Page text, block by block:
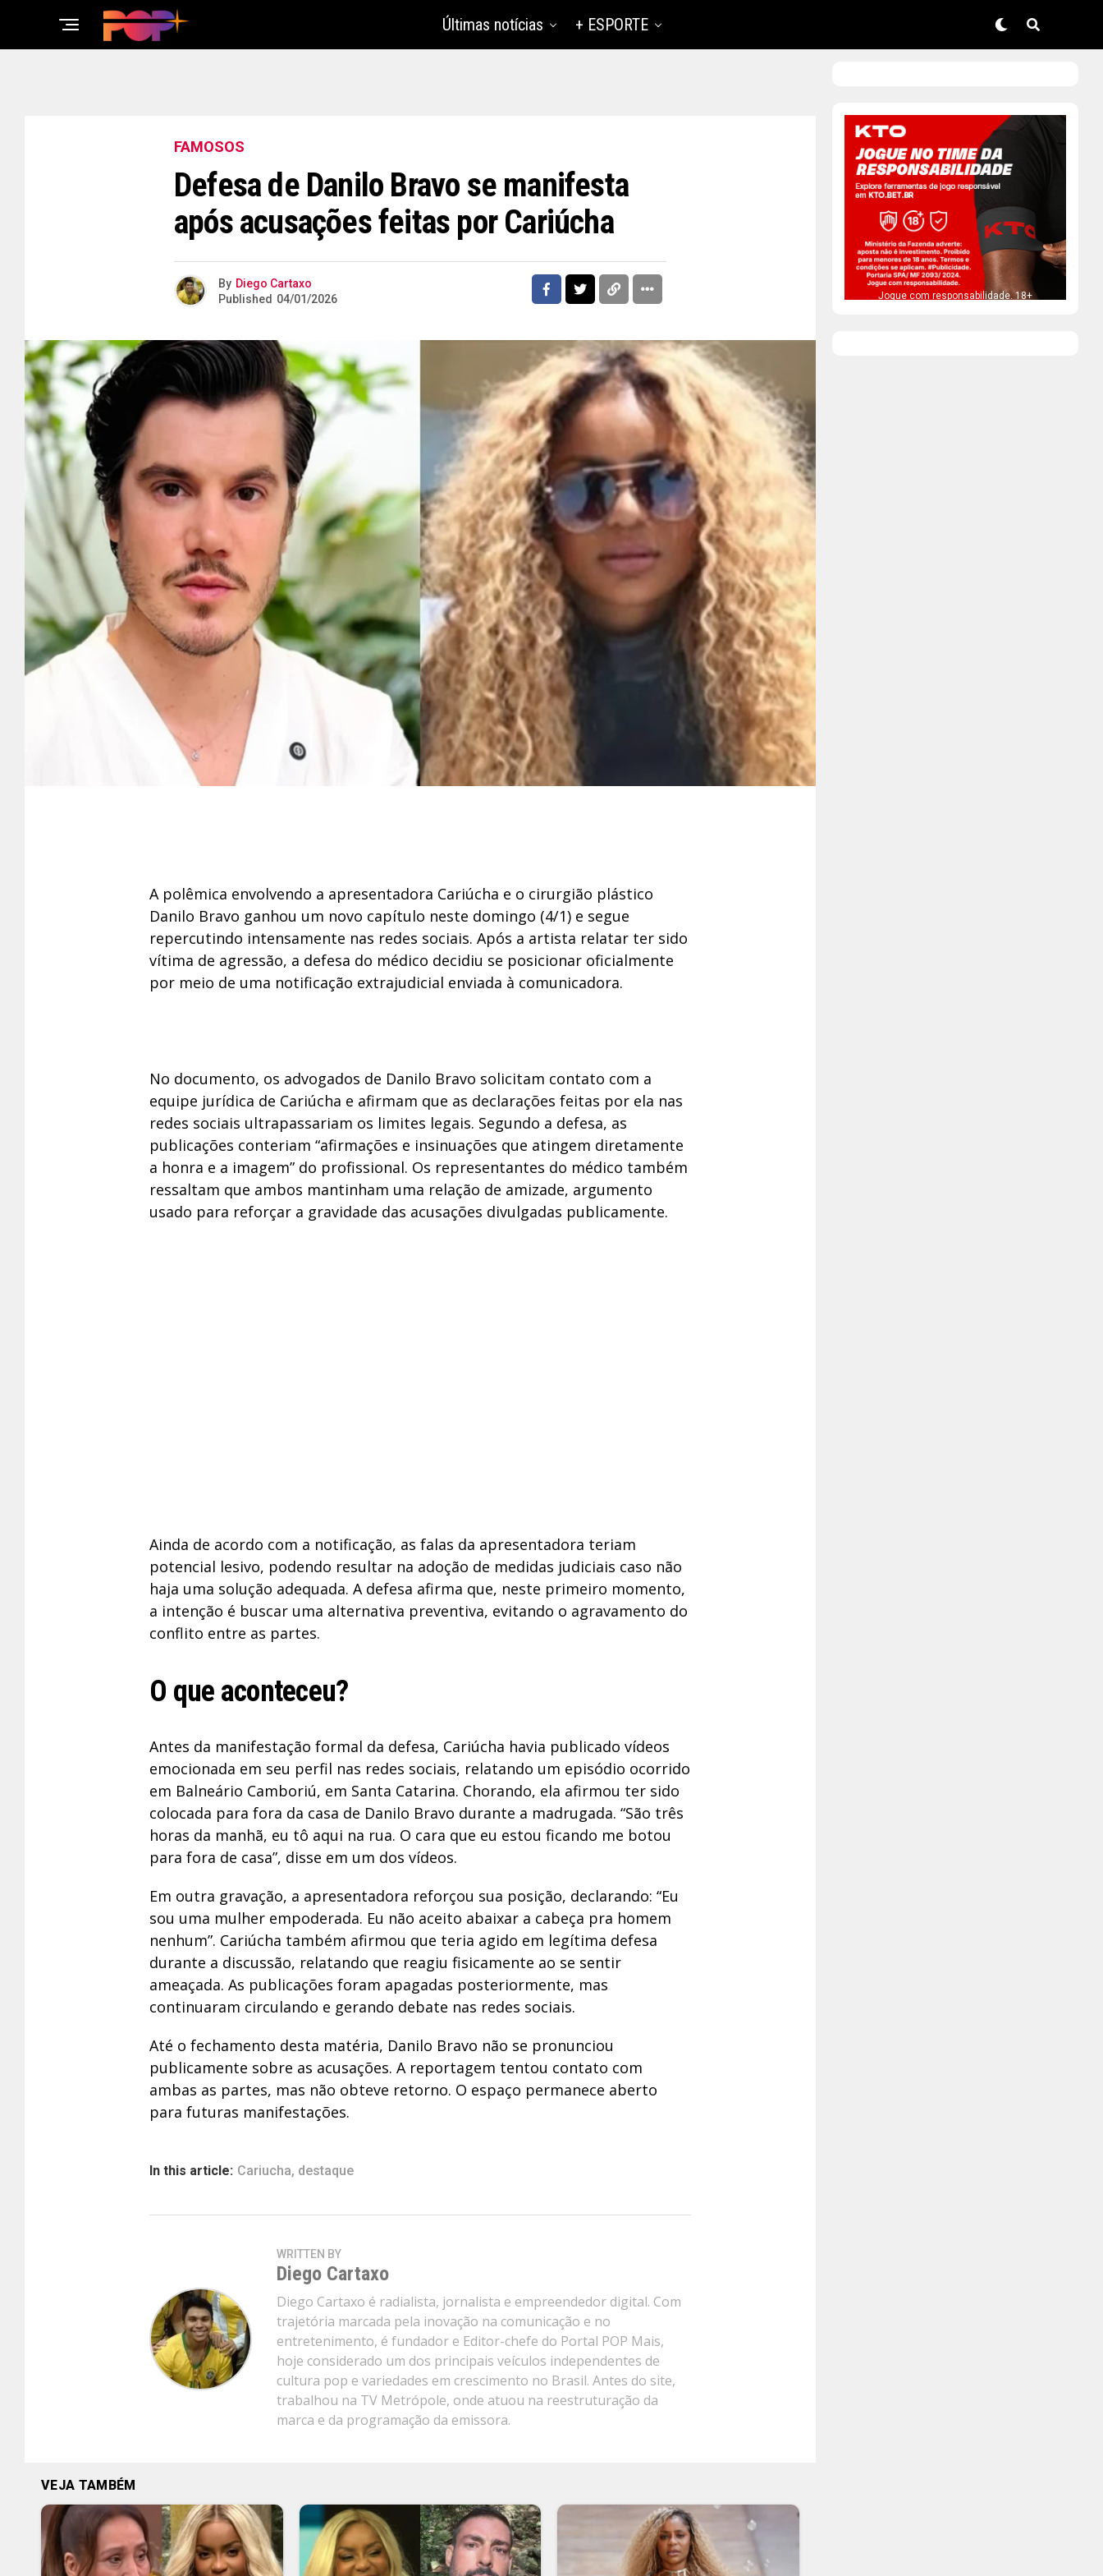
Últimas notícias + ESPORTE
FAMOSOS
Defesa de Danilo Bravo se manifesta
após acusações feitas por Cariúcha
By Diego Cartaxo
Published 04/01/2026
A polêmica envolvendo a apresentadora Cariúcha e o cirurgião plástico
Danilo Bravo ganhou um novo capítulo neste domingo (4/1) e segue
repercutindo intensamente nas redes sociais. Após a artista relatar ter sido
vítima de agressão, a defesa do médico decidiu se posicionar oficialmente
por meio de uma notificação extrajudicial enviada à comunicadora.
No documento, os advogados de Danilo Bravo solicitam contato com a
equipe jurídica de Cariúcha e afirmam que as declarações feitas por ela nas
redes sociais ultrapassariam os limites legais. Segundo a defesa, as
publicações conteriam “afirmações e insinuações que atingem diretamente
a honra e a imagem” do profissional. Os representantes do médico também
ressaltam que ambos mantinham uma relação de amizade, argumento
usado para reforçar a gravidade das acusações divulgadas publicamente.
Ainda de acordo com a notificação, as falas da apresentadora teriam
potencial lesivo, podendo resultar na adoção de medidas judiciais caso não
haja uma solução adequada. A defesa afirma que, neste primeiro momento,
a intenção é buscar uma alternativa preventiva, evitando o agravamento do
conflito entre as partes.
O que aconteceu?
Antes da manifestação formal da defesa, Cariúcha havia publicado vídeos
emocionada em seu perfil nas redes sociais, relatando um episódio ocorrido
em Balneário Camboriú, em Santa Catarina. Chorando, ela afirmou ter sido
colocada para fora da casa de Danilo Bravo durante a madrugada. “São três
horas da manhã, eu tô aqui na rua. O cara que eu estou ficando me botou
para fora de casa”, disse em um dos vídeos.
Em outra gravação, a apresentadora reforçou sua posição, declarando: “Eu
sou uma mulher empoderada. Eu não aceito abaixar a cabeça pra homem
nenhum”. Cariúcha também afirmou que teria agido em legítima defesa
durante a discussão, relatando que reagiu fisicamente ao se sentir
ameaçada. As publicações foram apagadas posteriormente, mas
continuaram circulando e gerando debate nas redes sociais.
Até o fechamento desta matéria, Danilo Bravo não se pronunciou
publicamente sobre as acusações. A reportagem tentou contato com
ambas as partes, mas não obteve retorno. O espaço permanece aberto
para futuras manifestações.
In this article: Cariucha, destaque
WRITTEN BY
Diego Cartaxo
Diego Cartaxo é radialista, jornalista e empreendedor digital. Com
trajetória marcada pela inovação na comunicação e no
entretenimento, é fundador e Editor-chefe do Portal POP Mais,
hoje considerado um dos principais veículos independentes de
cultura pop e variedades em crescimento no Brasil. Antes do site,
trabalhou na TV Metrópole, onde atuou na reestruturação da
marca e da programação da emissora.
VEJA TAMBÉM
Jogue com responsabilidade. 18+